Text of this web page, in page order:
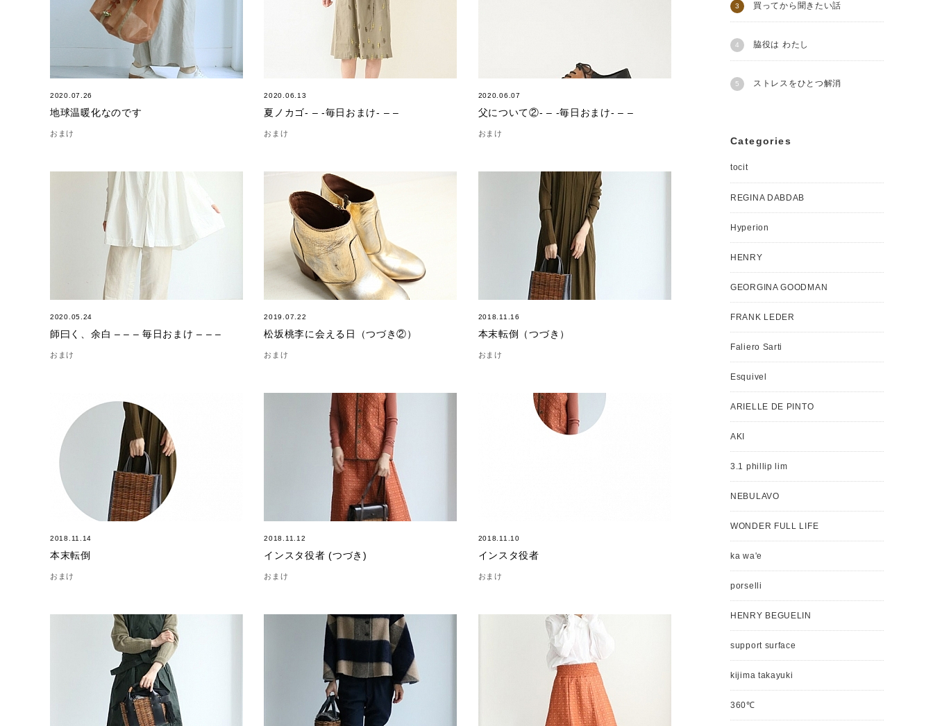
2020.07.26
地球温暖化なのです
おまけ
2020.06.13
夏ノカゴ- – -毎日おまけ- – –
おまけ
2020.06.07
父について②- – -毎日おまけ- – –
おまけ
2020.05.24
師曰く、余白 – – – 毎日おまけ – – –
おまけ
2019.07.22
松坂桃李に会える日（つづき②）
おまけ
2018.11.16
本末転倒（つづき）
おまけ
2018.11.14
本末転倒
おまけ
2018.11.12
インスタ役者 (つづき)
おまけ
2018.11.10
インスタ役者
おまけ
買ってから聞きたい話
脇役は わたし
ストレスをひとつ解消
Categories
tocit
REGINA DABDAB
Hyperion
HENRY
GEORGINA GOODMAN
FRANK LEDER
Faliero Sarti
Esquivel
ARIELLE DE PINTO
AKI
3.1 phillip lim
NEBULAVO
WONDER FULL LIFE
ka wa'e
porselli
HENRY BEGUELIN
support surface
kijima takayuki
360℃